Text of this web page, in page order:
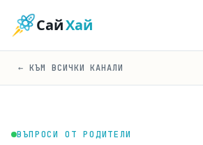
СайХай
← КЪМ ВСИЧКИ КАНАЛИ
ВЪПРОСИ ОТ РОДИТЕЛИ